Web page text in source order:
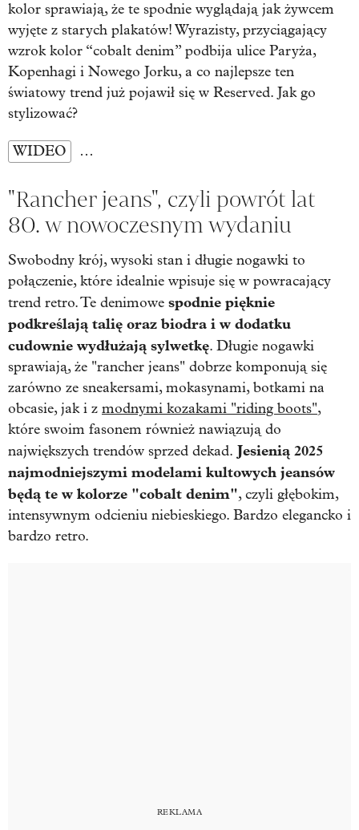
kolor sprawiają, że te spodnie wyglądają jak żywcem
wyjęte z starych plakatów! Wyrazisty, przyciągający
wzrok kolor “cobalt denim” podbija ulice Paryża,
Kopenhagi i Nowego Jorku, a co najlepsze ten
światowy trend już pojawił się w Reserved. Jak go
stylizować?
WIDEO …
"Rancher jeans", czyli powrót lat
80. w nowoczesnym wydaniu
Swobodny krój, wysoki stan i długie nogawki to
połączenie, które idealnie wpisuje się w powracający
trend retro. Te denimowe spodnie pięknie
podkreślają talię oraz biodra i w dodatku
cudownie wydłużają sylwetkę. Długie nogawki
sprawiają, że "rancher jeans" dobrze komponują się
zarówno ze sneakersami, mokasynami, botkami na
obcasie, jak i z modnymi kozakami "riding boots",
które swoim fasonem również nawiązują do
największych trendów sprzed dekad. Jesienią 2025
najmodniejszymi modelami kultowych jeansów
będą te w kolorze "cobalt denim", czyli głębokim,
intensywnym odcieniu niebieskiego. Bardzo elegancko i
bardzo retro.